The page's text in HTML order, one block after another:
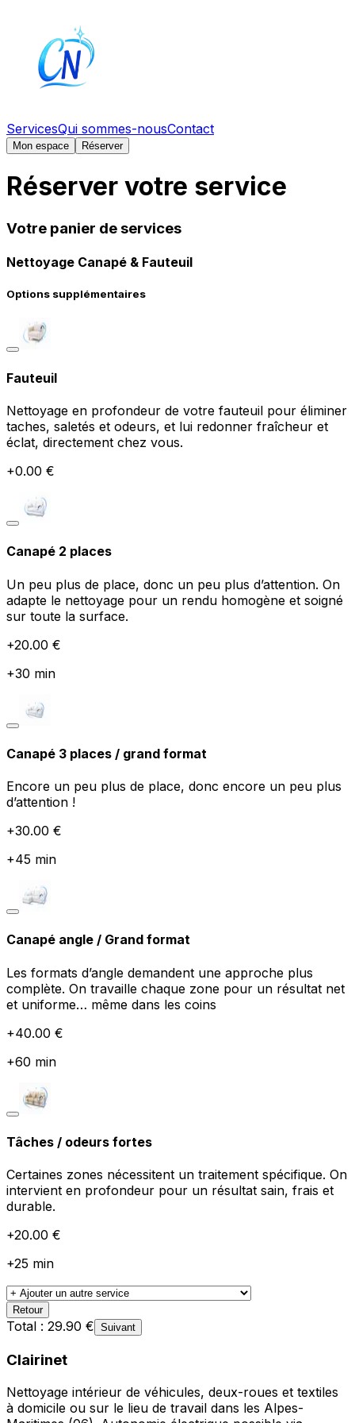
ServicesQui sommes-nousContact
Mon espace Réserver
Réserver votre service
Votre panier de services
Nettoyage Canapé & Fauteuil
Options supplémentaires
Fauteuil
Nettoyage en profondeur de votre fauteuil pour éliminer
taches, saletés et odeurs, et lui redonner fraîcheur et
éclat, directement chez vous.
+0.00 €
Canapé 2 places
Un peu plus de place, donc un peu plus d’attention. On
adapte le nettoyage pour un rendu homogène et soigné
sur toute la surface.
+20.00 €
+30 min
Canapé 3 places / grand format
Encore un peu plus de place, donc encore un peu plus
d’attention !
+30.00 €
+45 min
Canapé angle / Grand format
Les formats d’angle demandent une approche plus
complète. On travaille chaque zone pour un résultat net
et uniforme… même dans les coins
+40.00 €
+60 min
Tâches / odeurs fortes
Certaines zones nécessitent un traitement spécifique. On
intervient en profondeur pour un résultat sain, frais et
durable.
+20.00 €
+25 min
Retour
Total : 29.90 € Suivant
Clairinet
Nettoyage intérieur de véhicules, deux-roues et textiles
à domicile ou sur le lieu de travail dans les Alpes-